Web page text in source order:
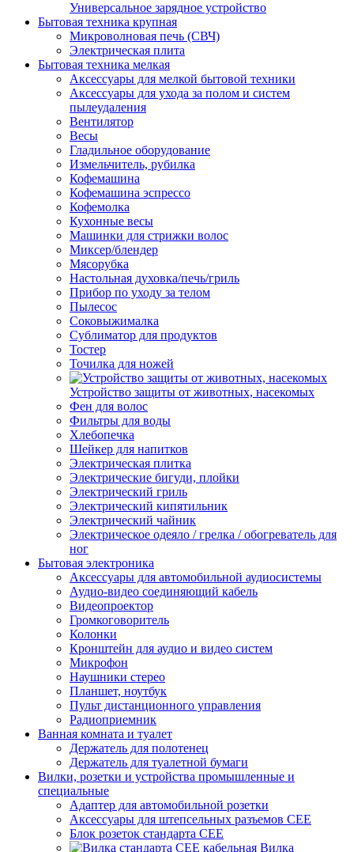
Универсальное зарядное устройство
Бытовая техника крупная
Микроволновая печь (СВЧ)
Электрическая плита
Бытовая техника мелкая
Аксессуары для мелкой бытовой техники
Аксессуары для ухода за полом и систем
пылеудаления
Вентилятор
Весы
Гладильное оборудование
Измельчитель, рубилка
Кофемашина
Кофемашина эспрессо
Кофемолка
Кухонные весы
Машинки для стрижки волос
Миксер/блендер
Мясорубка
Настольная духовка/печь/гриль
Прибор по уходу за телом
Пылесос
Соковыжималка
Сублиматор для продуктов
Тостер
Точилка для ножей
Устройство защиты от животных, насекомых
Фен для волос
Фильтры для воды
Хлебопечка
Шейкер для напитков
Электрическая плитка
Электрические бигуди, плойки
Электрический гриль
Электрический кипятильник
Электрический чайник
Электрическое одеяло / грелка / обогреватель для
ног
Бытовая электроника
Аксессуары для автомобильной аудиосистемы
Аудио-видео соединяющий кабель
Видеопроектор
Громкоговоритель
Колонки
Кронштейн для аудио и видео систем
Микрофон
Наушники стерео
Планшет, ноутбук
Пульт дистанционного управления
Радиоприемник
Ванная комната и туалет
Держатель для полотенец
Держатель для туалетной бумаги
Вилки, розетки и устройства промышленные и
специальные
Адаптер для автомобильной розетки
Аксессуары для штепсельных разъемов CEE
Блок розеток стандарта CEE
Вилка